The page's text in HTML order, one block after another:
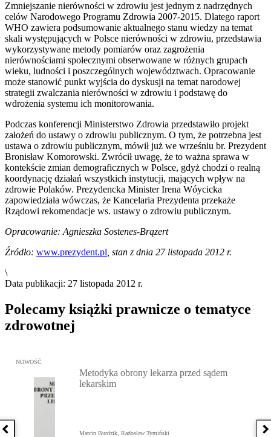
Zmniejszanie nierówności w zdrowiu jest jednym z nadrzędnych
celów Narodowego Programu Zdrowia 2007-2015. Dlatego raport
WHO zawiera podsumowanie aktualnego stanu wiedzy na temat
skali występujących w Polsce nierówności w zdrowiu, przedstawia
wykorzystywane metody pomiarów oraz zagrożenia
nierównościami społecznymi obserwowane w różnych grupach
wieku, ludności i poszczególnych województwach. Opracowanie
może stanowić punkt wyjścia do dyskusji na temat narodowej
strategii zwalczania nierówności w zdrowiu i podstawę do
wdrożenia systemu ich monitorowania.
Podczas konferencji Ministerstwo Zdrowia przedstawiło projekt
założeń do ustawy o zdrowiu publicznym. O tym, że potrzebna jest
ustawa o zdrowiu publicznym, mówił już we wrześniu br. Prezydent
Bronisław Komorowski. Zwrócił uwagę, że to ważna sprawa w
kontekście zmian demograficznych w Polsce, gdyż chodzi o realną
koordynację działań wszystkich instytucji, mających wpływ na
zdrowie Polaków. Prezydencka Minister Irena Wóycicka
zapowiedziała wówczas, że Kancelaria Prezydenta przekaże
Rządowi rekomendacje ws. ustawy o zdrowiu publicznym.
Opracowanie: Agnieszka Sostenes-Brązert
Źródło: www.prezydent.pl, stan z dnia 27 listopada 2012 r.
\
Data publikacji: 27 listopada 2012 r.
Polecamy książki prawnicze o tematyce
zdrowotnej
Poprzednia książka
Przejdź do: Metodyka obrony lekarza przed sądem lekarskim,
NOWOŚĆ
Metodyka obrony lekarza przed sądem
lekarskim
Marcin Burdzik, Radosław Tymiński